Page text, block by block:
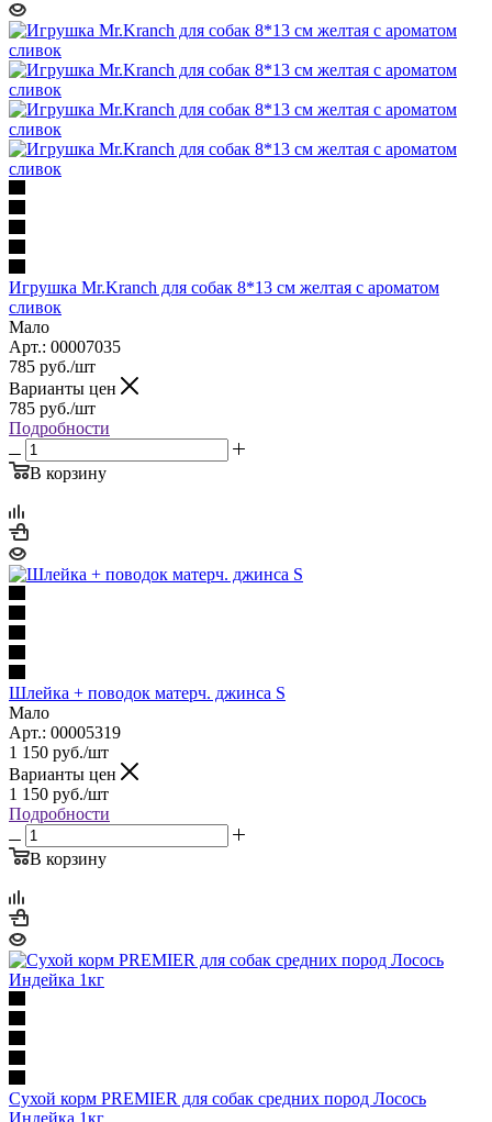
Игрушка Mr.Kranch для собак 8*13 см желтая с ароматом
сливок
Мало
Арт.: 00007035
785 руб./шт
Варианты цен
785 руб./шт
Подробности
В корзину
Шлейка + поводок матерч. джинса S
Мало
Арт.: 00005319
1 150 руб./шт
Варианты цен
1 150 руб./шт
Подробности
В корзину
Сухой корм PREMIER для собак средних пород Лосось
Индейка 1кг